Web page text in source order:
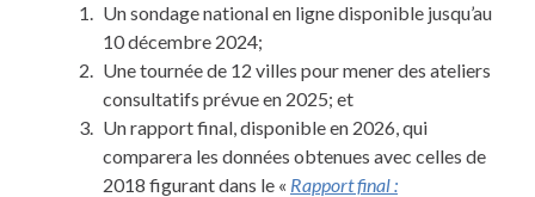
Un sondage national en ligne disponible jusqu’au
10 décembre 2024;
Une tournée de 12 villes pour mener des ateliers
consultatifs prévue en 2025; et
Un rapport final, disponible en 2026, qui
comparera les données obtenues avec celles de
2018 figurant dans le « Rapport final :